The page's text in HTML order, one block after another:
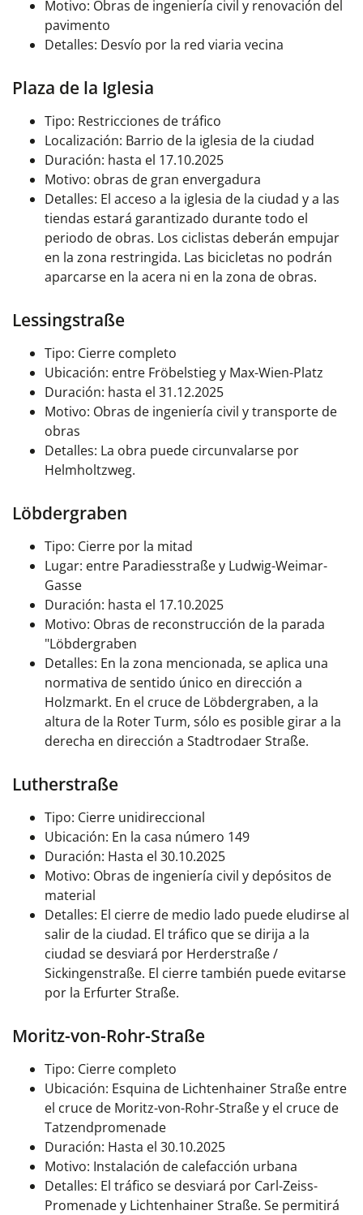
Motivo: Obras de ingeniería civil y renovación del
pavimento
Detalles: Desvío por la red viaria vecina
Plaza de la Iglesia
Tipo: Restricciones de tráfico
Localización: Barrio de la iglesia de la ciudad
Duración: hasta el 17.10.2025
Motivo: obras de gran envergadura
Detalles: El acceso a la iglesia de la ciudad y a las
tiendas estará garantizado durante todo el
periodo de obras. Los ciclistas deberán empujar
en la zona restringida. Las bicicletas no podrán
aparcarse en la acera ni en la zona de obras.
Lessingstraße
Tipo: Cierre completo
Ubicación: entre Fröbelstieg y Max-Wien-Platz
Duración: hasta el 31.12.2025
Motivo: Obras de ingeniería civil y transporte de
obras
Detalles: La obra puede circunvalarse por
Helmholtzweg.
Löbdergraben
Tipo: Cierre por la mitad
Lugar: entre Paradiesstraße y Ludwig-Weimar-
Gasse
Duración: hasta el 17.10.2025
Motivo: Obras de reconstrucción de la parada
"Löbdergraben
Detalles: En la zona mencionada, se aplica una
normativa de sentido único en dirección a
Holzmarkt. En el cruce de Löbdergraben, a la
altura de la Roter Turm, sólo es posible girar a la
derecha en dirección a Stadtrodaer Straße.
Lutherstraße
Tipo: Cierre unidireccional
Ubicación: En la casa número 149
Duración: Hasta el 30.10.2025
Motivo: Obras de ingeniería civil y depósitos de
material
Detalles: El cierre de medio lado puede eludirse al
salir de la ciudad. El tráfico que se dirija a la
ciudad se desviará por Herderstraße /
Sickingenstraße. El cierre también puede evitarse
por la Erfurter Straße.
Moritz-von-Rohr-Straße
Tipo: Cierre completo
Ubicación: Esquina de Lichtenhainer Straße entre
el cruce de Moritz-von-Rohr-Straße y el cruce de
Tatzendpromenade
Duración: Hasta el 30.10.2025
Motivo: Instalación de calefacción urbana
Detalles: El tráfico se desviará por Carl-Zeiss-
Promenade y Lichtenhainer Straße. Se permitirá